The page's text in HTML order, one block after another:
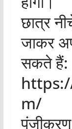
छात्र
जाकर
सकते हैं:
m/